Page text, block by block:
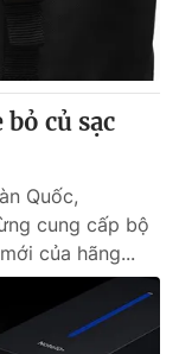
củ sạc
Quốc,
cung cấp bộ
của hãng...